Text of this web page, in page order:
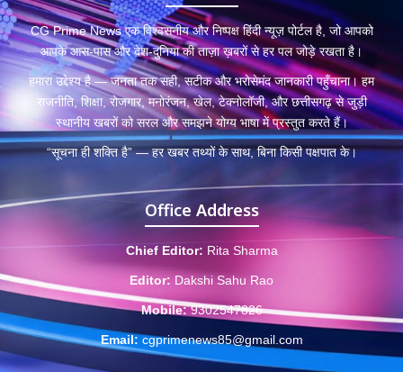
CG Prime News एक विश्वसनीय और निष्पक्ष हिंदी न्यूज़ पोर्टल है, जो आपको
आपके आस-पास और देश-दुनिया की ताज़ा ख़बरों से हर पल जोड़े रखता है।
हमारा उद्देश्य है — जनता तक सही, सटीक और भरोसेमंद जानकारी पहुँचाना। हम
राजनीति, शिक्षा, रोजगार, मनोरंजन, खेल, टेक्नोलॉजी, और छत्तीसगढ़ से जुड़ी
स्थानीय खबरों को सरल और समझने योग्य भाषा में प्रस्तुत करते हैं।
“सूचना ही शक्ति है” — हर खबर तथ्यों के साथ, बिना किसी पक्षपात के।
Office Address
Chief Editor: Rita Sharma
Editor: Dakshi Sahu Rao
Mobile: 9302547826
Email: cgprimenews85@gmail.com